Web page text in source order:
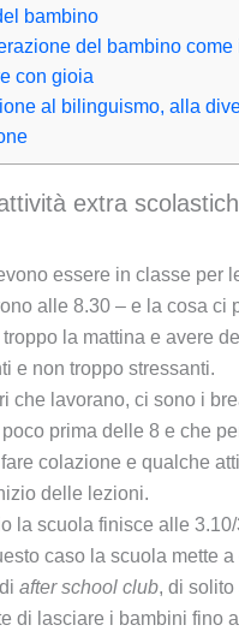
bambino
del bambino come
con gioia
al bilinguismo, alla
extra
essere in classe per
alle 8.30 – e la cosa ci
la mattina e avere
e non troppo stressanti.
che lavorano, ci sono i
prima delle 8 e che
colazione e qualche
delle lezioni.
la scuola finisce alle
caso la scuola mette
after school club, di solito
di lasciare i bambini fino